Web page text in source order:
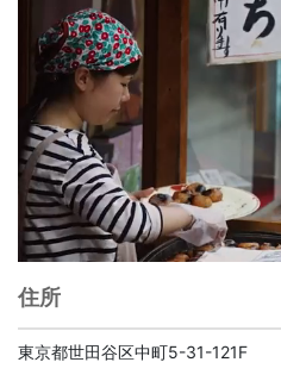
住所
東京都世田谷区中町5-31-121F